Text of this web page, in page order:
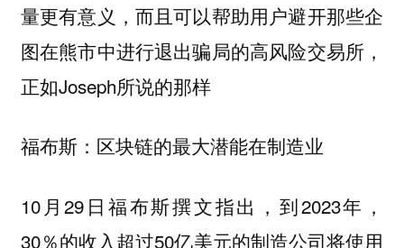
量更有意义，而且可以帮助用户避开那些企
图在熊市中进行退出骗局的高风险交易所，
正如Joseph所说的那样
福布斯：区块链的最大潜能在制造业
10月29日福布斯撰文指出，到2023年，
30％的收入超过50亿美元的制造公司将使用